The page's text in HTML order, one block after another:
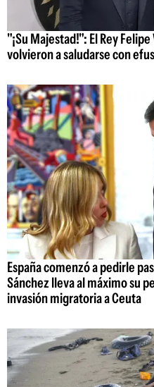
"¡Su Majestad!": El Rey
volvieron a saludarse con
España comenzó a pedirle
Sánchez lleva al máximo su
invasión migratoria a Ceuta